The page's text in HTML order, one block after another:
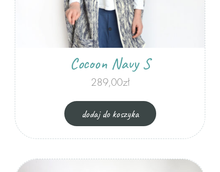
Cocoon Navy S
289,00zł
dodaj do koszyka